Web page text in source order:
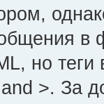
в
но теги
>. За